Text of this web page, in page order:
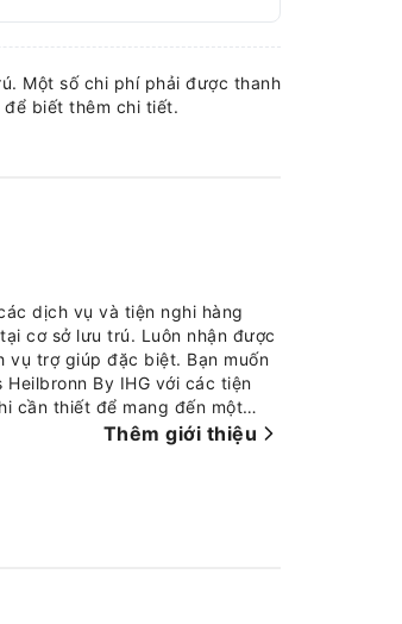
Một số chi phí phải được thanh
biết thêm chi tiết.
dịch vụ và tiện nghi hàng
cơ sở lưu trú. Luôn nhận được
vụ trợ giúp đặc biệt. Bạn muốn
By IHG với các tiện
cần thiết để mang đến một
IHG được trang bị máy điều hòa
Thêm giới thiệu